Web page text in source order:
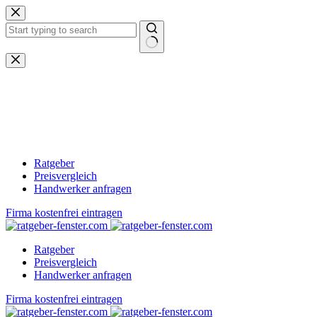
Zum
Inhalt
springen
Keine
Ergebnisse
Ratgeber
Preisvergleich
Handwerker anfragen
Firma kostenfrei eintragen
Ratgeber
Preisvergleich
Handwerker anfragen
Firma kostenfrei eintragen